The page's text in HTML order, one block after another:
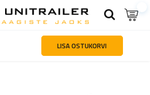
Haagiste osad ja tarvikud Haagiste kinnitused ja
LISA OSTUKORVI